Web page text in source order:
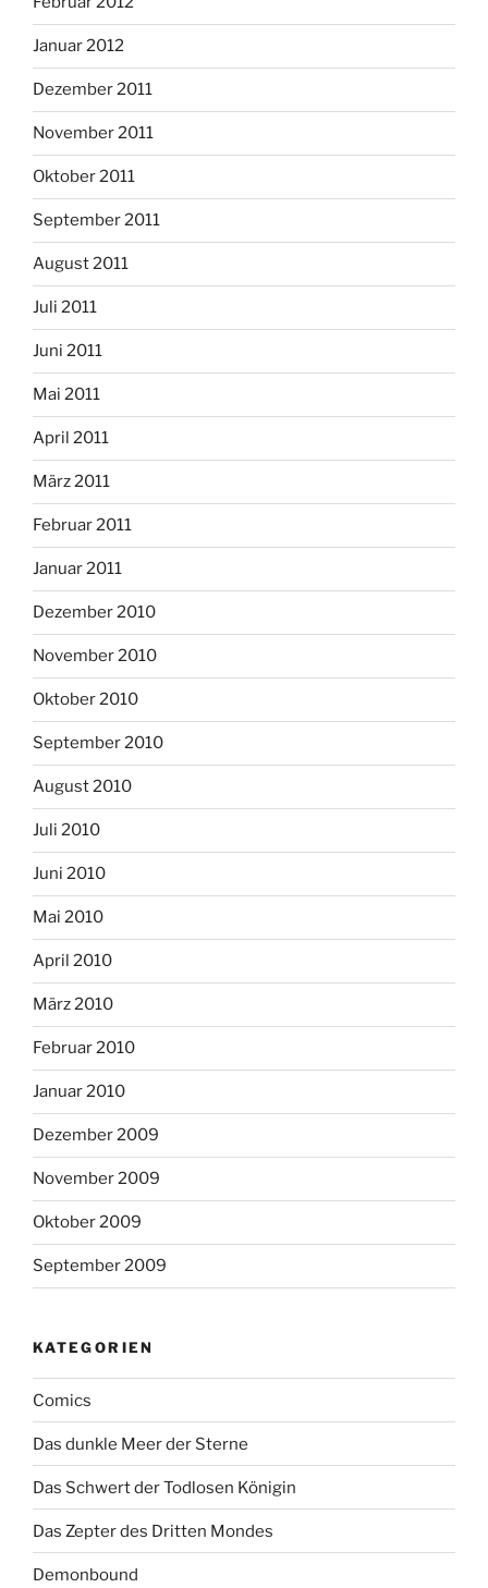
Januar 2012
Dezember 2011
November 2011
Oktober 2011
September 2011
August 2011
Juli 2011
Juni 2011
Mai 2011
April 2011
März 2011
Februar 2011
Januar 2011
Dezember 2010
November 2010
Oktober 2010
September 2010
August 2010
Juli 2010
Juni 2010
Mai 2010
April 2010
März 2010
Februar 2010
Januar 2010
Dezember 2009
November 2009
Oktober 2009
September 2009
KATEGORIEN
Comics
Das dunkle Meer der Sterne
Das Schwert der Todlosen Königin
Das Zepter des Dritten Mondes
Demonbound